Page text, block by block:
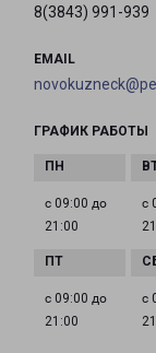
8(3843) 991-939
EMAIL
ГРАФИК РАБОТЫ
с 09:00 до
21:00
с
с 09:00 до
21:00
с